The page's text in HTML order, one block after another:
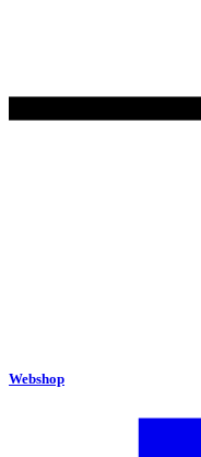
Webshop